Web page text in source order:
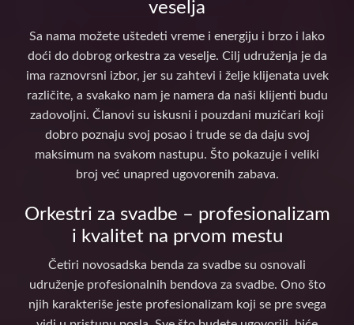
veselja
Sa nama možete uštedeti vreme i energiju i brzo i lako
doći do dobrog orkestra za veselje. Cilj udruženja je da
ima raznovrsni izbor, jer su zahtevi i želje klijenata uvek
različite, a svakako nam je namera da naši klijenti budu
zadovoljni. Članovi su iskusni i pouzdani muzičari koji
dobro poznaju svoj posao i trude se da daju svoj
maksimum na svakom nastupu. Što pokazuje i veliki
broj već unapred ugovorenih zabava.
Orkestri za svadbe – profesionalizam
i kvalitet na prvom mestu
Četiri novosadska benda za svadbe su osnovali
udruženje profesionalnih bendova za svadbe. Ono što
njih karakteriše jeste profesionalizam koji se pre svega